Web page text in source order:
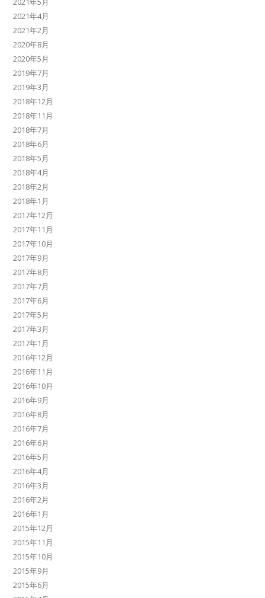
2021年4月
2021年2月
2020年8月
2020年5月
2019年7月
2019年3月
2018年12月
2018年11月
2018年7月
2018年6月
2018年5月
2018年4月
2018年2月
2018年1月
2017年12月
2017年11月
2017年10月
2017年9月
2017年8月
2017年7月
2017年6月
2017年5月
2017年3月
2017年1月
2016年12月
2016年11月
2016年10月
2016年9月
2016年8月
2016年7月
2016年6月
2016年5月
2016年4月
2016年3月
2016年2月
2016年1月
2015年12月
2015年11月
2015年10月
2015年9月
2015年6月